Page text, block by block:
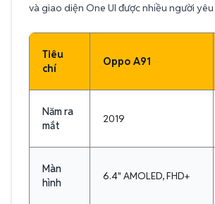
và giao diện One UI được nhiều người
Tiêu
chí
Oppo A91
Năm ra
mắt
2019
Màn
hình
6.4" AMOLED, FHD+